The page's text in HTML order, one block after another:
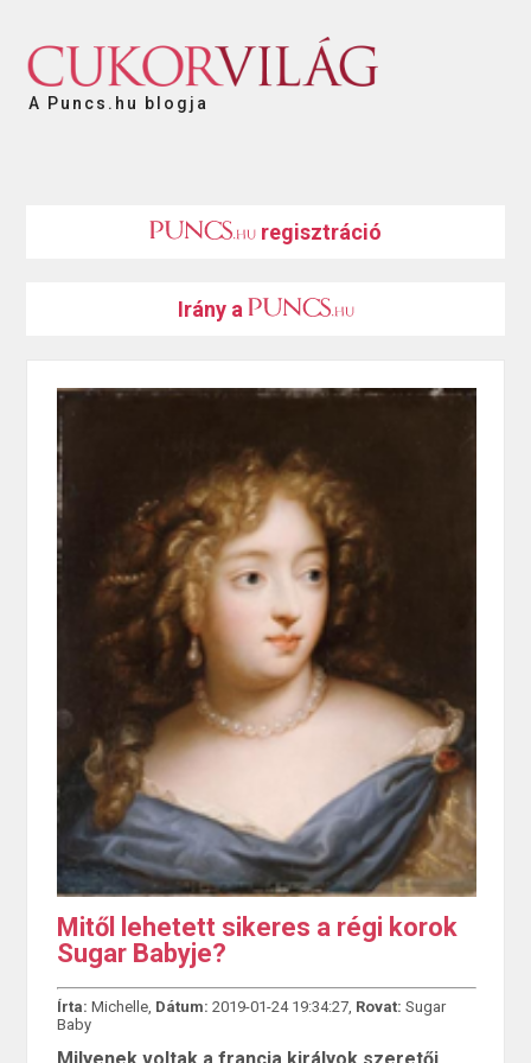
A Puncs.hu blogja
regisztráció
Irány a
Mitől lehetett sikeres a régi korok
Sugar Babyje?
Írta: Michelle, Dátum: 2019-01-24 19:34:27, Rovat: Sugar
Baby